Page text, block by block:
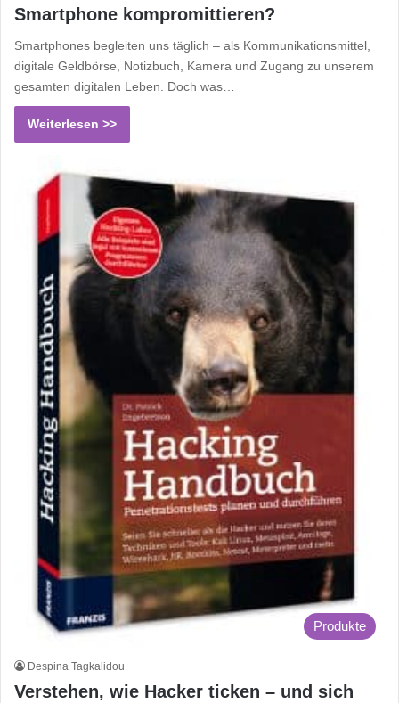
Smartphone kompromittieren?
Smartphones begleiten uns täglich – als Kommunikationsmittel,
digitale Geldbörse, Notizbuch, Kamera und Zugang zu unserem
gesamten digitalen Leben. Doch was…
Weiterlesen >>
Produkte
Despina Tagkalidou
Verstehen, wie Hacker ticken – und sich